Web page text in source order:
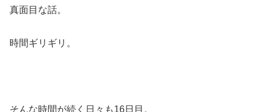
真面目な話。
時間ギリギリ。
そんな時間が続く日々も16日目。